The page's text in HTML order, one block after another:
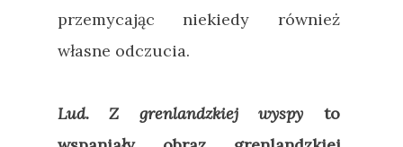
przemycając niekiedy również
własne odczucia.
Lud. Z grenlandzkiej wyspy to